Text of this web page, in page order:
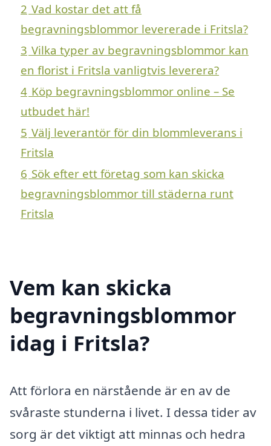
2 Vad kostar det att få
begravningsblommor levererade i Fritsla?
3 Vilka typer av begravningsblommor kan
en florist i Fritsla vanligtvis leverera?
4 Köp begravningsblommor online – Se
utbudet här!
5 Välj leverantör för din blommleverans i
Fritsla
6 Sök efter ett företag som kan skicka
begravningsblommor till städerna runt
Fritsla
Vem kan skicka
begravningsblommor
idag i Fritsla?
Att förlora en närstående är en av de
svåraste stunderna i livet. I dessa tider av
sorg är det viktigt att minnas och hedra